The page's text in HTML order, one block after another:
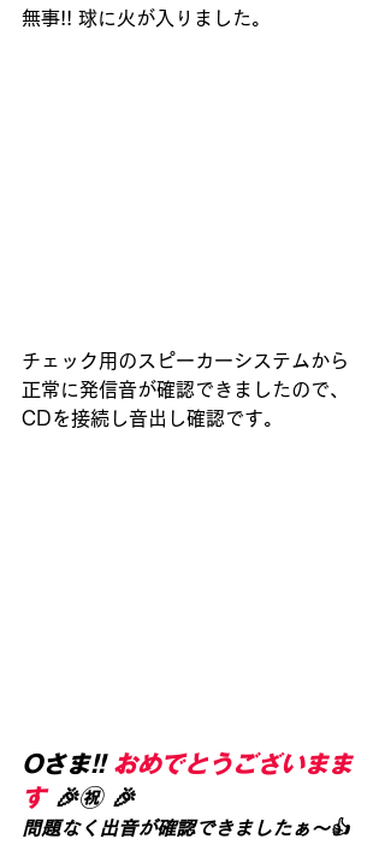
無事!! 球に火が入りました。
チェック用のスピーカーシステムから
正常に発信音が確認できましたので、
CDを接続し音出し確認です。
Oさま!! おめでとうございまま
す 🎉㊗ 🎉
問題なく出音が確認できましたぁ～👍